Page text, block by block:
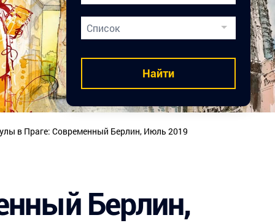
Двойной Диплом
Подготовка к вузам
Медицинское образование
Карьера врача
Каникулы в Праге
Летние лагеря
Список
Найти
в Праге: Современный Берлин, Июль 2019
Берлин,